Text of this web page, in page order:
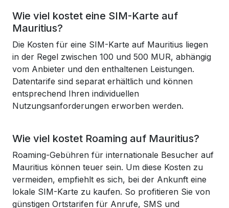
Wie viel kostet eine SIM-Karte auf
Mauritius?
Die Kosten für eine SIM-Karte auf Mauritius liegen
in der Regel zwischen 100 und 500 MUR, abhängig
vom Anbieter und den enthaltenen Leistungen.
Datentarife sind separat erhältlich und können
entsprechend Ihren individuellen
Nutzungsanforderungen erworben werden.
Wie viel kostet Roaming auf Mauritius?
Roaming-Gebühren für internationale Besucher auf
Mauritius können teuer sein. Um diese Kosten zu
vermeiden, empfiehlt es sich, bei der Ankunft eine
lokale SIM-Karte zu kaufen. So profitieren Sie von
günstigen Ortstarifen für Anrufe, SMS und